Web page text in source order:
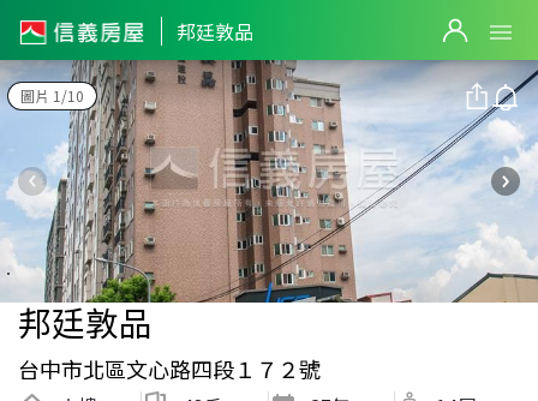
邦廷敦品
圖片 1/10
邦廷敦品
台中市北區文心路四段１７２號